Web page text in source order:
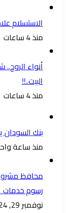
الاستسلام
منذ 4 ساعات
البيت..!!
منذ 4 ساعات
بنك
منذ ساعة
رسوم خدمات
نوفمبر 29, 2024